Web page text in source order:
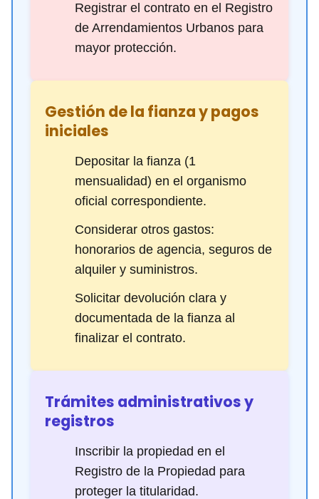
Registrar el contrato en el Registro
de Arrendamientos Urbanos para
mayor protección.
Gestión de la fianza y pagos
iniciales
Depositar la fianza (1
mensualidad) en el organismo
oficial correspondiente.
Considerar otros gastos:
honorarios de agencia, seguros de
alquiler y suministros.
Solicitar devolución clara y
documentada de la fianza al
finalizar el contrato.
Trámites administrativos y
registros
Inscribir la propiedad en el
Registro de la Propiedad para
proteger la titularidad.